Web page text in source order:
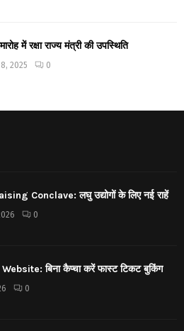
में रक्षा राज्य मंत्री की उपस्थिति
2025 0
Conclave: लघु उद्योगों के लिए नई राहें
0
बिना कैप्चा करें फास्ट टिकट बुकिंग
0